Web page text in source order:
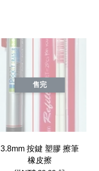
售完
3.8mm 按鍵 塑膠 擦筆
橡皮擦